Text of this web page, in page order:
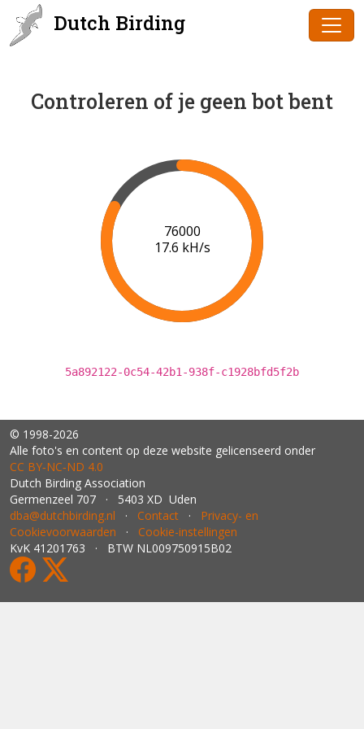
Dutch Birding
Controleren of je geen bot bent
77000
17.5 kH/s
5a892122-0c54-42b1-938f-c1928bfd5f2b
© 1998-2026
Alle foto's en content op deze website gelicenseerd onder
CC BY‑NC‑ND 4.0
Dutch Birding Association
Germenzeel 707 · 5403 XD Uden
dba@dutchbirding.nl · Contact · Privacy- en
Cookievoorwaarden · Cookie-instellingen
KvK 41201763 · BTW NL009750915B02